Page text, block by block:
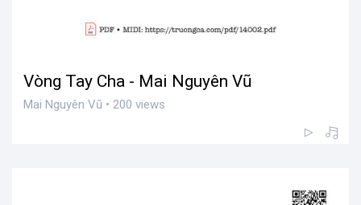
Vòng Tay Cha - Mai Nguyên Vũ
Mai Nguyên Vũ • 200 views